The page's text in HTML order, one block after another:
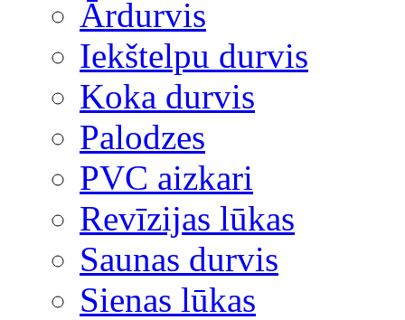
Ārdurvis
Iekštelpu durvis
Koka durvis
Palodzes
PVC aizkari
Revīzijas lūkas
Saunas durvis
Sienas lūkas